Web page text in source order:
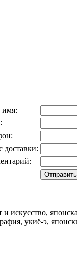
доставки:
искусство,
укиё-э,